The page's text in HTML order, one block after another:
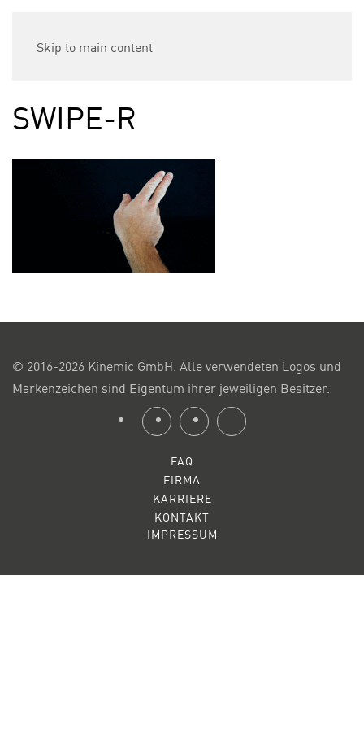
Skip to main content
SWIPE-R
© 2016-2026 Kinemic GmbH. Alle verwendeten Logos und
Markenzeichen sind Eigentum ihrer jeweiligen Besitzer.
FAQ
FIRMA
KARRIERE
KONTAKT
IMPRESSUM